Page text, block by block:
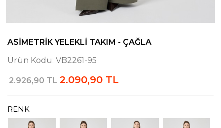
ASIMETRIK YELEKLI TAKIM - ÇAĞLA
Ürün Kodu: VB2261-95
2.926,90 TL 2.090,90 TL
RENK